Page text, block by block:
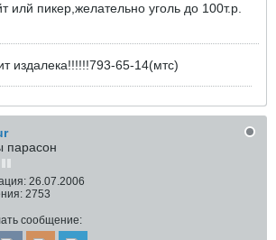
пикер,желательно уголь до 100т.р.
издалека!!!!!!793-65-14(мтс)
парасон
26.07.2006
2753
сообщение: